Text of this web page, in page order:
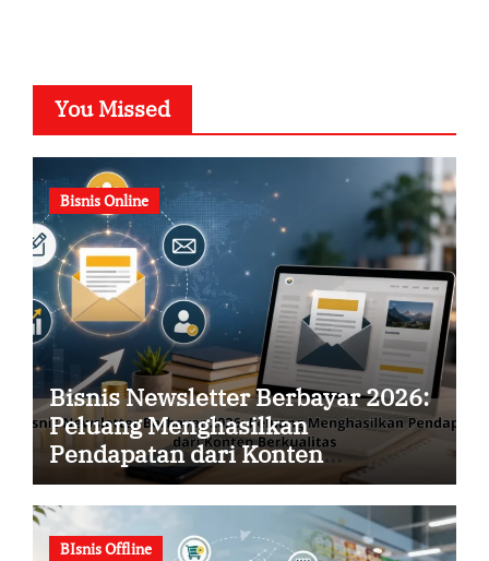
You Missed
Bisnis Online
Bisnis Newsletter Berbayar 2026:
Peluang Menghasilkan
Pendapatan dari Konten
Berkualitas
BIsnis Offline